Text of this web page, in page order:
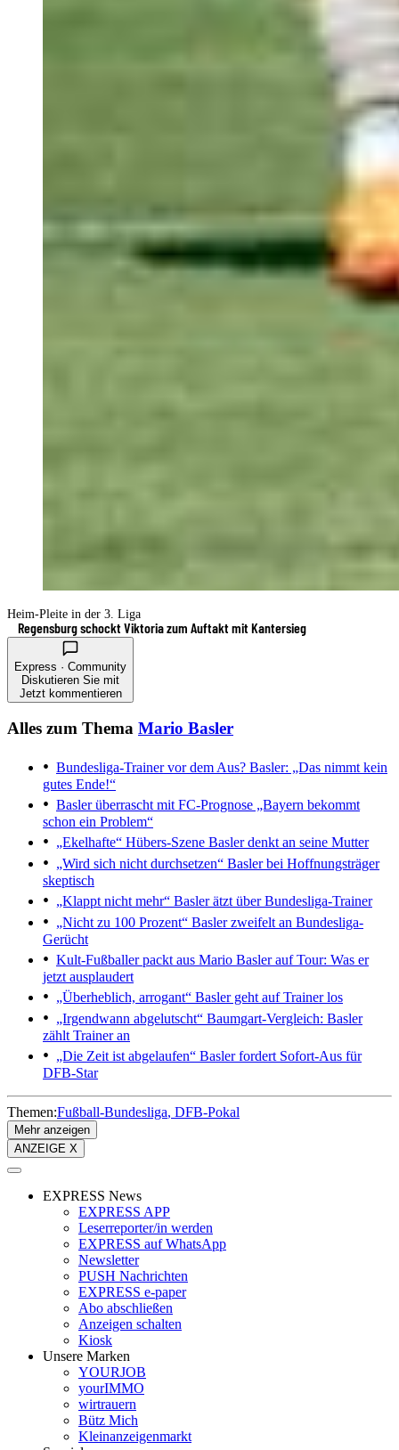
Heim-Pleite in der 3. Liga
Regensburg schockt Viktoria zum Auftakt mit Kantersieg
Express · Community
Diskutieren Sie mit
Jetzt kommentieren
Alles zum Thema Mario Basler
Bundesliga-Trainer vor dem Aus? Basler: „Das nimmt kein
gutes Ende!“
Basler überrascht mit FC-Prognose „Bayern bekommt
schon ein Problem“
„Ekelhafte“ Hübers-Szene Basler denkt an seine Mutter
„Wird sich nicht durchsetzen“ Basler bei Hoffnungsträger
skeptisch
„Klappt nicht mehr“ Basler ätzt über Bundesliga-Trainer
„Nicht zu 100 Prozent“ Basler zweifelt an Bundesliga-
Gerücht
Kult-Fußballer packt aus Mario Basler auf Tour: Was er
jetzt ausplaudert
„Überheblich, arrogant“ Basler geht auf Trainer los
„Irgendwann abgelutscht“ Baumgart-Vergleich: Basler
zählt Trainer an
„Die Zeit ist abgelaufen“ Basler fordert Sofort-Aus für
DFB-Star
Themen:Fußball-Bundesliga DFB-Pokal
Mehr anzeigen
ANZEIGE X
EXPRESS News
EXPRESS APP
Leserreporter/in werden
EXPRESS auf WhatsApp
Newsletter
PUSH Nachrichten
EXPRESS e-paper
Abo abschließen
Anzeigen schalten
Kiosk
Unsere Marken
YOURJOB
yourIMMO
wirtrauern
Bütz Mich
Kleinanzeigenmarkt